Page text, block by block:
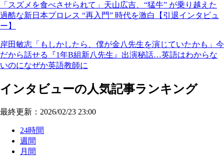
「スズメを食べさせられて」天山広吉、“猛牛” が乗り越えた
過酷な新日本プロレス “再入門” 時代を激白【引退インタビュ
ー】
岸田敏志「もしかしたら、僕が金八先生を演じていたかも」今
だから話せる『1年B組新八先生』出演秘話…英語はわからな
いのになぜか英語教師に
インタビューの人気記事ランキング
最終更新：2026/02/23 23:00
24時間
週間
月間